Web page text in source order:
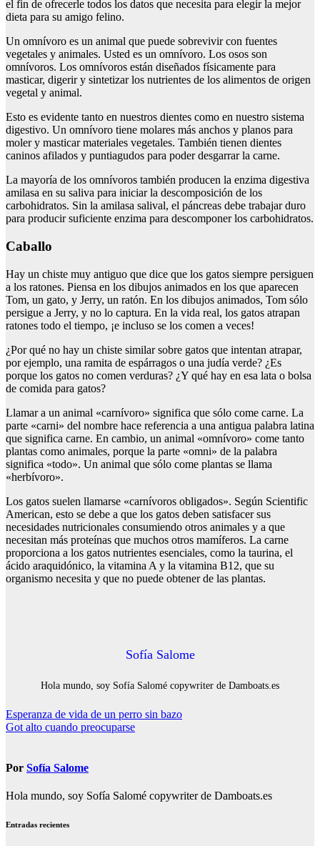
el fin de ofrecerle todos los datos que necesita para elegir la mejor
dieta para su amigo felino.
Un omnívoro es un animal que puede sobrevivir con fuentes
vegetales y animales. Usted es un omnívoro. Los osos son
omnívoros. Los omnívoros están diseñados físicamente para
masticar, digerir y sintetizar los nutrientes de los alimentos de origen
vegetal y animal.
Esto es evidente tanto en nuestros dientes como en nuestro sistema
digestivo. Un omnívoro tiene molares más anchos y planos para
moler y masticar materiales vegetales. También tienen dientes
caninos afilados y puntiagudos para poder desgarrar la carne.
La mayoría de los omnívoros también producen la enzima digestiva
amilasa en su saliva para iniciar la descomposición de los
carbohidratos. Sin la amilasa salival, el páncreas debe trabajar duro
para producir suficiente enzima para descomponer los carbohidratos.
Caballo
Hay un chiste muy antiguo que dice que los gatos siempre persiguen
a los ratones. Piensa en los dibujos animados en los que aparecen
Tom, un gato, y Jerry, un ratón. En los dibujos animados, Tom sólo
persigue a Jerry, y no lo captura. En la vida real, los gatos atrapan
ratones todo el tiempo, ¡e incluso se los comen a veces!
¿Por qué no hay un chiste similar sobre gatos que intentan atrapar,
por ejemplo, una ramita de espárragos o una judía verde? ¿Es
porque los gatos no comen verduras? ¿Y qué hay en esa lata o bolsa
de comida para gatos?
Llamar a un animal «carnívoro» significa que sólo come carne. La
parte «carni» del nombre hace referencia a una antigua palabra latina
que significa carne. En cambio, un animal «omnívoro» come tanto
plantas como animales, porque la parte «omni» de la palabra
significa «todo». Un animal que sólo come plantas se llama
«herbívoro».
Los gatos suelen llamarse «carnívoros obligados». Según Scientific
American, esto se debe a que los gatos deben satisfacer sus
necesidades nutricionales consumiendo otros animales y a que
necesitan más proteínas que muchos otros mamíferos. La carne
proporciona a los gatos nutrientes esenciales, como la taurina, el
ácido araquidónico, la vitamina A y la vitamina B12, que su
organismo necesita y que no puede obtener de las plantas.
Sofía Salome
Hola mundo, soy Sofía Salomé copywriter de Damboats.es
Navegación
de
Esperanza de vida de un perro sin bazo
Got alto cuando preocuparse
Por Sofía Salome
Hola mundo, soy Sofía Salomé copywriter de Damboats.es
Entradas recientes